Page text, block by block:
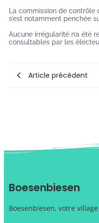
La commission de
s’est notamment penchée
Aucune irrégularité n’a été
consultables par les
Article précédent
Boesenbiesen
Boesenbiesen, votre